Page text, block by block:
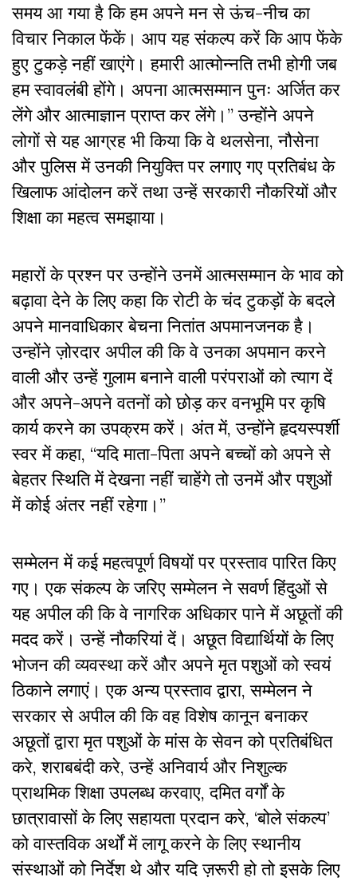
समय आ गया है कि हम अपने मन से ऊंच-नीच का
विचार निकाल फेंकें। आप यह संकल्प करें कि आप फेंके
हुए टुकड़े नहीं खाएंगे। हमारी आत्मोन्नति तभी होगी जब
हम स्वावलंबी होंगे। अपना आत्मसम्मान पुनः अर्जित कर
लेंगे और आत्माज्ञान प्राप्त कर लेंगे।” उन्होंने अपने
लोगों से यह आग्रह भी किया कि वे थलसेना, नौसेना
और पुलिस में उनकी नियुक्ति पर लगाए गए प्रतिबंध के
खिलाफ आंदोलन करें तथा उन्हें सरकारी नौकरियों और
शिक्षा का महत्व समझाया।
महारों के प्रश्न पर उन्होंने उनमें आत्मसम्मान के भाव को
बढ़ावा देने के लिए कहा कि रोटी के चंद टुकड़ों के बदले
अपने मानवाधिकार बेचना नितांत अपमानजनक है।
उन्होंने ज़ोरदार अपील की कि वे उनका अपमान करने
वाली और उन्हें गुलाम बनाने वाली परंपराओं को त्याग दें
और अपने-अपने वतनों को छोड़ कर वनभूमि पर कृषि
कार्य करने का उपक्रम करें। अंत में, उन्होंने हृदयस्पर्शी
स्वर में कहा, “यदि माता-पिता अपने बच्चों को अपने से
बेहतर स्थिति में देखना नहीं चाहेंगे तो उनमें और पशुओं
में कोई अंतर नहीं रहेगा।”
सम्मेलन में कई महत्वपूर्ण विषयों पर प्रस्ताव पारित किए
गए। एक संकल्प के जरिए सम्मेलन ने सवर्ण हिंदुओं से
यह अपील की कि वे नागरिक अधिकार पाने में अछूतों की
मदद करें। उन्हें नौकरियां दें। अछूत विद्यार्थियों के लिए
भोजन की व्यवस्था करें और अपने मृत पशुओं को स्वयं
ठिकाने लगाएं। एक अन्य प्रस्ताव द्वारा, सम्मेलन ने
सरकार से अपील की कि वह विशेष कानून बनाकर
अछूतों द्वारा मृत पशुओं के मांस के सेवन को प्रतिबंधित
करे, शराबबंदी करे, उन्हें अनिवार्य और निशुल्क
प्राथमिक शिक्षा उपलब्ध करवाए, दमित वर्गों के
छात्रावासों के लिए सहायता प्रदान करे, ‘बोले संकल्प’
को वास्तविक अर्थों में लागू करने के लिए स्थानीय
संस्थाओं को निर्देश थे और यदि ज़रूरी हो तो इसके लिए